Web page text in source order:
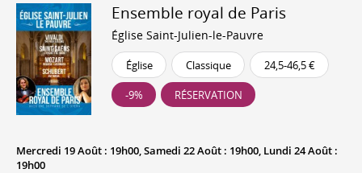
Ensemble royal de Paris
Église Saint-Julien-le-Pauvre
Église Classique 24,5-46,5 €
-9% RÉSERVATION
Mercredi 19 Août : 19h00, Samedi 22 Août : 19h00, Lundi 24 Août :
19h00